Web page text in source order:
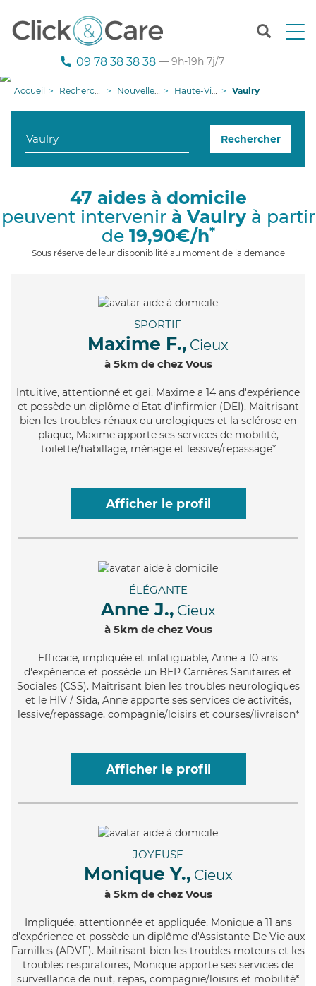
T
n
g
i
09 78 38 38 38 — 9h-19h 7j/7
Accueil Recherche aide à domicile Nouvelle-Aquitaine Haute-Vienne Vaulry
Rechercher
47 aides à domicile
peuvent intervenir à Vaulryà partir
de 19,90€/h*
Sous réserve de leur disponibilité au moment de la demande
SPORTIF
Maxime F., Cieux
à 5km de chez Vous
Intuitive, attentionné et gai, Maxime a 14 ans d'expérience
et possède un diplôme d'Etat d'infirmier (DEI). Maitrisant
bien les troubles rénaux ou urologiques et la sclérose en
plaque, Maxime apporte ses services de mobilité,
toilette/habillage, ménage et lessive/repassage*
Afficher le profil
ÉLÉGANTE
Anne J., Cieux
à 5km de chez Vous
Efficace, impliquée et infatiguable, Anne a 10 ans
d'expérience et possède un BEP Carrières Sanitaires et
Sociales (CSS). Maitrisant bien les troubles neurologiques
et le HIV / Sida, Anne apporte ses services de activités,
lessive/repassage, compagnie/loisirs et courses/livraison*
Afficher le profil
JOYEUSE
Monique Y., Cieux
à 5km de chez Vous
Impliquée, attentionnée et appliquée, Monique a 11 ans
d'expérience et possède un diplôme d'Assistante De Vie aux
Familles (ADVF). Maitrisant bien les troubles moteurs et les
troubles respiratoires, Monique apporte ses services de
surveillance de nuit, repas, compagnie/loisirs et mobilité*